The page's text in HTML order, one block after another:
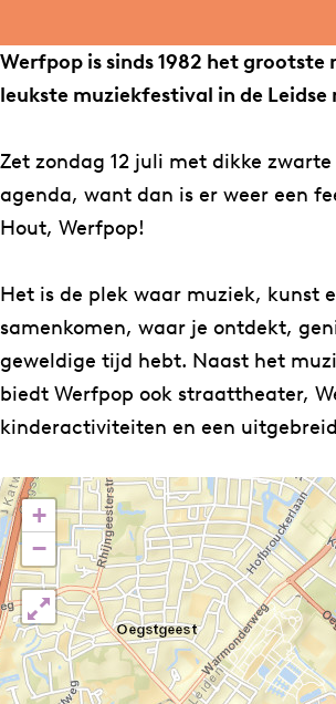
opp
o
o
k
e
i
d
e
H
o
u
t
g
r
a
L
e
i
s
e
H
o
u
t
Werfpop is sinds 1982 het grootste
leukste muziekfestival in de Leidse
Zet zondag 12 juli met dikke
agenda, want dan is er weer een
Hout, Werfpop!
Het is de plek waar muziek, kunst
samenkomen, waar je ontdekt,
geweldige tijd hebt. Naast het
biedt Werfpop ook straattheater,
kinderactiviteiten en een
+
−